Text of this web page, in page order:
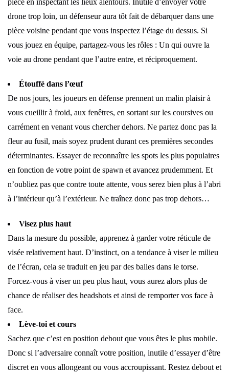
drone trop loin, un défenseur aura tôt fait de débarquer dans une
pièce voisine pendant que vous inspectez l’étage du dessus. Si
vous jouez en équipe, partagez-vous les rôles : Un qui ouvre la
voie au drone pendant que l’autre entre, et réciproquement.
Étouffé dans l’œuf
De nos jours, les joueurs en défense prennent un malin plaisir à
vous cueillir à froid, aux fenêtres, en sortant sur les coursives ou
carrément en venant vous chercher dehors. Ne partez donc pas la
fleur au fusil, mais soyez prudent durant ces premières secondes
déterminantes. Essayer de reconnaître les spots les plus populaires
en fonction de votre point de spawn et avancez prudemment. Et
n’oubliez pas que contre toute attente, vous serez bien plus à l’abri
à l’intérieur qu’à l’extérieur. Ne traînez donc pas trop dehors…
Visez plus haut
Dans la mesure du possible, apprenez à garder votre réticule de
visée relativement haut. D’instinct, on a tendance à viser le milieu
de l’écran, cela se traduit en jeu par des balles dans le torse.
Forcez-vous à viser un peu plus haut, vous aurez alors plus de
chance de réaliser des headshots et ainsi de remporter vos face à
face.
Lève-toi et cours
Sachez que c’est en position debout que vous êtes le plus mobile.
Donc si l’adversaire connaît votre position, inutile d’essayer d’être
discret en vous allongeant ou vous accroupissant. Restez debout et